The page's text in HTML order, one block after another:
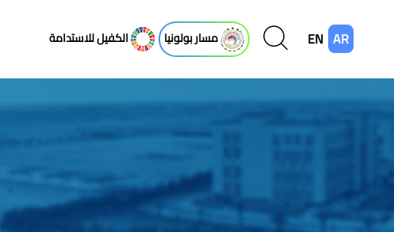
AR
EN مسار بولونيا الكفيل للاستدامة